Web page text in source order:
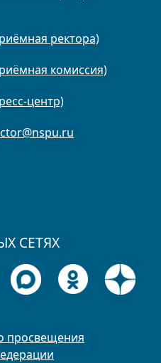
ректора)
комиссия)
центр)
СЕТЯХ
просвещения